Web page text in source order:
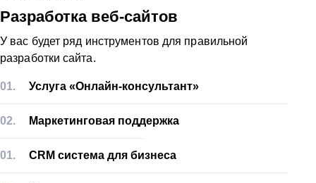
Разработка веб-сайтов
У вас будет ряд инструментов для правильной
разработки сайта.
01. Услуга «Онлайн-консультант»
02. Маркетинговая поддержка
01. CRM система для бизнеса